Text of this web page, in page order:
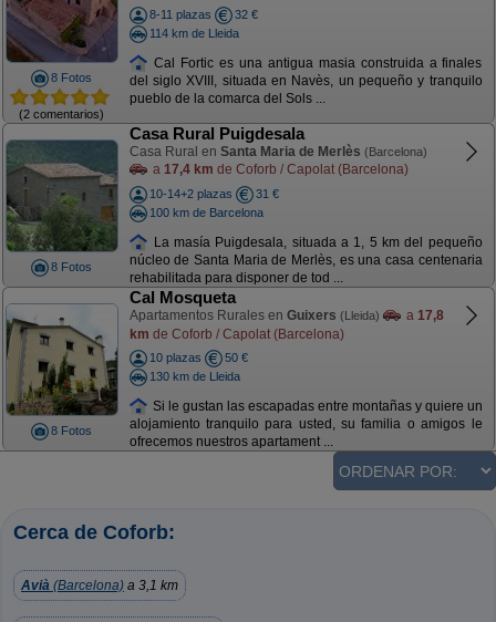
8 Fotos
(2 comentarios)
8-11 plazas
32 €
114 km de Lleida
Cal Fortic es una antigua masia construida a finales
del siglo XVIII, situada en Navès, un pequeño y tranquilo
pueblo de la comarca del Sols ...
8 Fotos
Casa Rural Puigdesala
Casa Rural en Santa Maria de Merlès (Barcelona)
a 17,4 km de Coforb / Capolat (Barcelona)
10-14+2 plazas
31 €
100 km de Barcelona
La masía Puigdesala, situada a 1, 5 km del pequeño
núcleo de Santa Maria de Merlès, es una casa centenaria
rehabilitada para disponer de tod ...
8 Fotos
Cal Mosqueta
Apartamentos Rurales en Guixers (Lleida) a 17,8
km de Coforb / Capolat (Barcelona)
10 plazas
50 €
130 km de Lleida
Si le gustan las escapadas entre montañas y quiere un
alojamiento tranquilo para usted, su familia o amigos le
ofrecemos nuestros apartament ...
Cerca de Coforb:
Avià (Barcelona) a 3,1 km